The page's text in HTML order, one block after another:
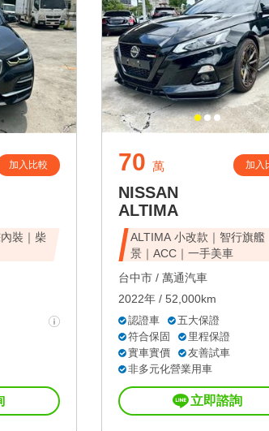
加入比較
裝｜柴
70 萬 加入
NISSAN
ALTIMA
ALTIMA 小改款｜智行旗艦
景｜ACC｜一手美車
台中市 / 萬通汽車
2022年 / 52,000km
認證車
五大保證
符合保固
里程保證
實車實價
友善試車
非多元化營業用車
立即諮詢